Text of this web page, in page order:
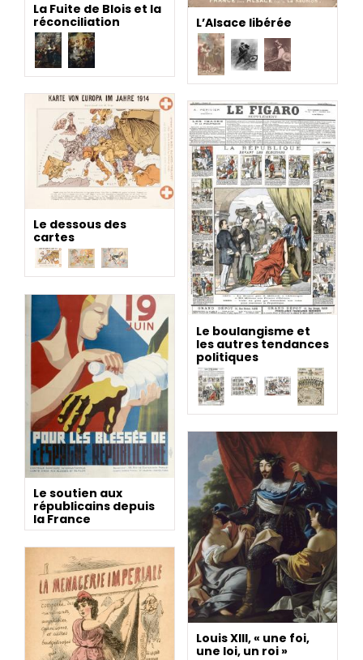
L’Alsace libérée
La Fuite de Blois et la
réconciliation
Le dessous des
cartes
Le boulangisme et
les autres tendances
politiques
Le soutien aux
républicains depuis
la France
Louis XIII, « une foi,
une loi, un roi »